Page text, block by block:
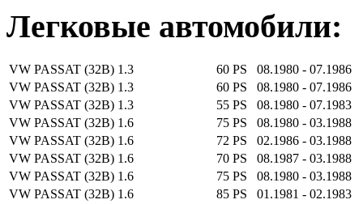
Легковые автомобили:
VW PASSAT (32B) 1.3 60 PS
08.1980 - 07.1986
VW PASSAT (32B) 1.3
60 PS
08.1980 - 07.1986
VW PASSAT (32B) 1.3
55 PS
08.1980 - 07.1983
VW PASSAT (32B) 1.6
75 PS
08.1980 - 03.1988
VW PASSAT (32B) 1.6
72 PS
02.1986 - 03.1988
VW PASSAT (32B) 1.6
70 PS
08.1987 - 03.1988
VW PASSAT (32B) 1.6
75 PS
08.1980 - 03.1988
VW PASSAT (32B) 1.6
85 PS
01.1981 - 02.1983